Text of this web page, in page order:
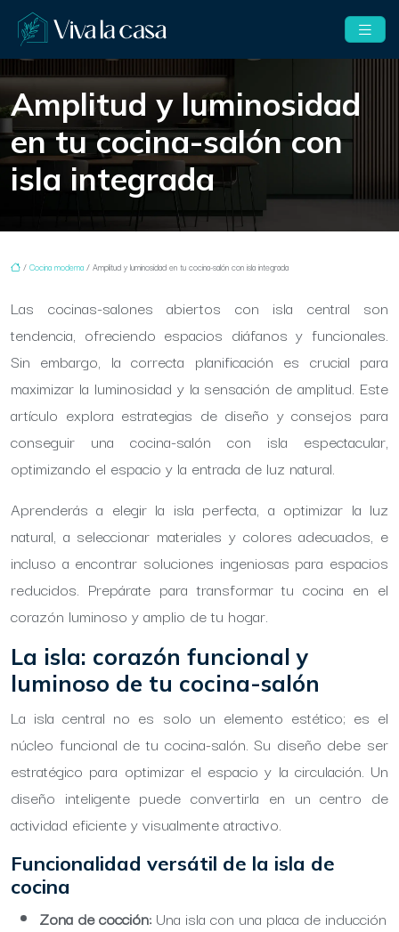
Amplitud y luminosidad
en tu cocina-salón con
isla integrada
/ Cocina moderna / Amplitud y luminosidad en tu cocina-salón con isla integrada
Las cocinas-salones abiertos con isla central son
tendencia, ofreciendo espacios diáfanos y funcionales.
Sin embargo, la correcta planificación es crucial para
maximizar la luminosidad y la sensación de amplitud. Este
artículo explora estrategias de diseño y consejos para
conseguir una cocina-salón con isla espectacular,
optimizando el espacio y la entrada de luz natural.
Aprenderás a elegir la isla perfecta, a optimizar la luz
natural, a seleccionar materiales y colores adecuados, e
incluso a encontrar soluciones ingeniosas para espacios
reducidos. Prepárate para transformar tu cocina en el
corazón luminoso y amplio de tu hogar.
La isla: corazón funcional y
luminoso de tu cocina-salón
La isla central no es solo un elemento estético; es el
núcleo funcional de tu cocina-salón. Su diseño debe ser
estratégico para optimizar el espacio y la circulación. Un
diseño inteligente puede convertirla en un centro de
actividad eficiente y visualmente atractivo.
Funcionalidad versátil de la isla de
cocina
Zona de cocción: Una isla con una placa de inducción